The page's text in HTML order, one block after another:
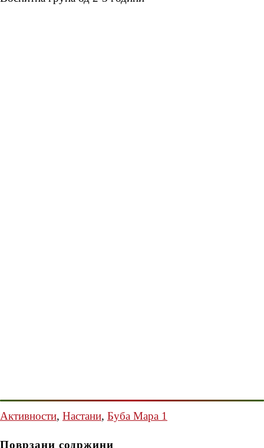
Активности, Настани, Буба Мара 1
Поврзани содржини